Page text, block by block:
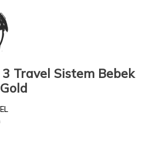
Travel Sistem Bebek